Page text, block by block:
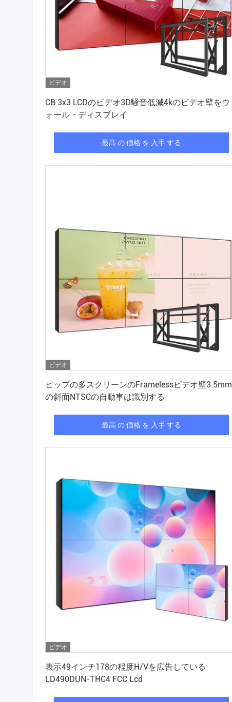
ビデオ
CB 3x3 LCDのビデオ3D騒音低減4kのビデオ壁をウ
ォール・ディスプレイ
最高 の 価格 を 入手 する
ビデオ
ピップの多スクリーンのFramelessビデオ壁3.5mm
の斜面NTSCの自動車は識別する
最高 の 価格 を 入手 する
ビデオ
表示49インチ178の程度H/Vを広告している
LD490DUN-THC4 FCC Lcd